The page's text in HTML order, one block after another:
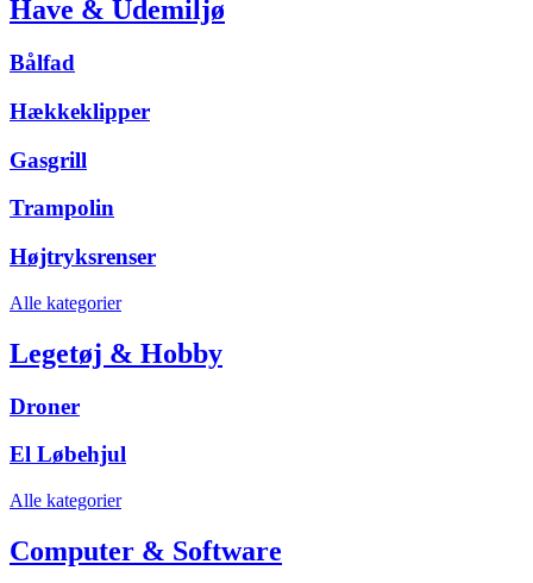
Have & Udemiljø
Bålfad
Hækkeklipper
Gasgrill
Trampolin
Højtryksrenser
Alle kategorier
Legetøj & Hobby
Droner
El Løbehjul
Alle kategorier
Computer & Software